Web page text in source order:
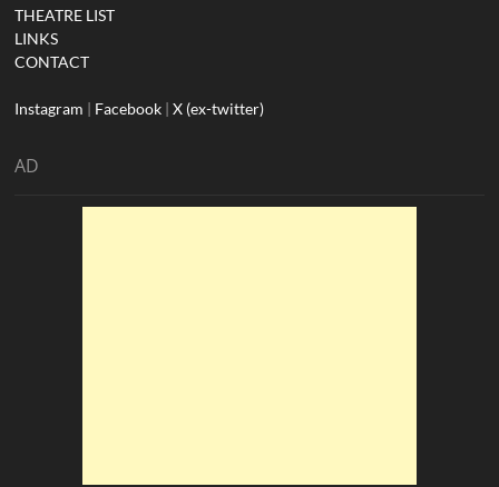
THEATRE LIST
LINKS
CONTACT
Instagram | Facebook |X (ex-twitter)
AD